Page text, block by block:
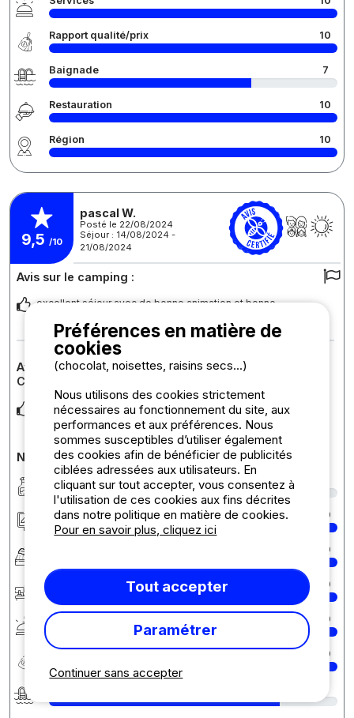
Rapport qualité/prix 10
Baignade 7
Restauration 10
Région 10
9,5 /10
pascal W.
Posté le 22/08/2024
Séjour : 14/08/2024 -
21/08/2024
Avis sur le camping :
excellent séjour avec de bonne animation et bonne
Avis sur l'hébergement : Emplacement + Voiture +
Camping-Car
emplacement spacieux et ombragé.
Notes détaillées du camping
Propreté
Hébergement/Emplacement 10
10
10
Services 10
10
Continuer sans accepter
Préférences en matière de
cookies
(chocolat, noisettes, raisins secs...)
Nous utilisons des cookies strictement
nécessaires au fonctionnement du site, aux
performances et aux préférences. Nous
sommes susceptibles d’utiliser également
des cookies afin de bénéficier de publicités
ciblées adressées aux utilisateurs. En
cliquant sur tout accepter, vous consentez à
l'utilisation de ces cookies aux fins décrites
dans notre politique en matière de cookies.
Pour en savoir plus, cliquez ici
Tout accepter
Paramétrer